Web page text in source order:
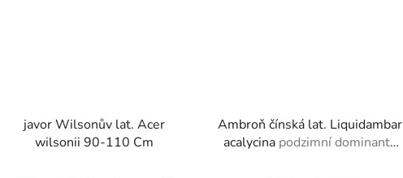
javor Wilsonův lat. Acer
wilsonii 90-110 Cm
Ambroň čínská lat. Liquidambar
acalycina podzimní dominanta